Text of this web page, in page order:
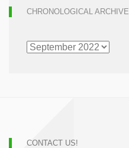
CHRONOLOGICAL ARCHIVE
CHRONOLOGICAL
ARCHIVE
CONTACT US!